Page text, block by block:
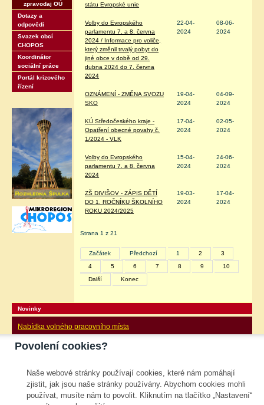
zpravodaj OÚ
Dotazy a
odpovědi
Svazek obcí
CHOPOS
Koordinátor
sociální práce
Portál krizového
řízení
státu Evropské unie
Volby do Evropského
parlamentu 7. a 8. června
2024 / Informace pro voliče,
který změnil trvalý pobyt do
jiné obce v době od 29.
dubna 2024 do 7. června
2024
22-04-
2024
08-06-
2024
OZNÁMENÍ - ZMĚNA SVOZU
SKO
19-04-
2024
04-09-
2024
KÚ Středočeského kraje -
Opatření obecné povahy č.
1/2024 - VLK
17-04-
2024
02-05-
2024
Volby do Evropského
parlamentu 7. a 8. června
2024
15-04-
2024
24-06-
2024
ZŠ DIVIŠOV - ZÁPIS DĚTÍ
DO 1. ROČNÍKU ŠKOLNÍHO
ROKU 2024/2025
19-03-
2024
17-04-
2024
Strana 1 z 21
Začátek Předchozí 1 2
3
4
5 6 7 8 9
10
Další
Konec
Novinky
Nabídka volného pracovního místa
ZŠ Postupice přijme do HPP kuchaře/kuchařku s
janina.zachova@seznam.cz
Povolení cookies?
Naše webové stránky používají cookies, které nám pomáhají
zjistit, jak jsou naše stránky používány. Abychom cookies mohli
používat, musíte nám to povolit. Kliknutím na tlačítko „Nastavení“